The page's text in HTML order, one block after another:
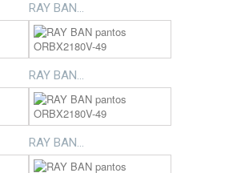
RAY BAN...
RAY BAN...
RAY BAN...